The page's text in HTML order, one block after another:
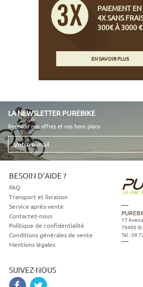
PAIEMENT EN
4X SANS
300€ À 3000 €
EN SAVOIR PLUS
LA NEWSLETTER PUREBIKE
Recevoir nos offres et nos bons plans
Votre
e-
mail
BESOIN D'AIDE ?
FAQ
Transport et livraison
Service après-vente
Contactez-nous
Politique de confidentialité
Conditions générales de vente
Mentions légales
SUIVEZ-NOUS
17
79400
Tél :09